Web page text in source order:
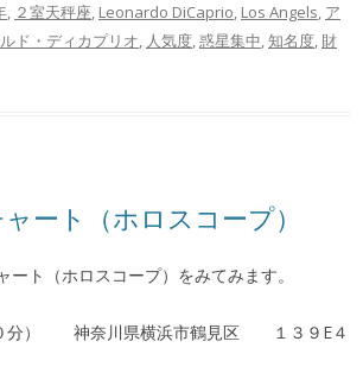
, ２室天秤座, Leonardo DiCaprio, Los Angels, ア
ド・ディカプリオ, 人気度,惑星集中,知名度, 財
ート（ホロスコープ）
ト（ホロスコープ）をみてみます。
分） 神奈川県横浜市鶴見区 １３９E４